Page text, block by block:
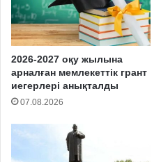
2026-2027 оқу жылына
арналған мемлекеттік грант
иегерлері анықталды
07.08.2026